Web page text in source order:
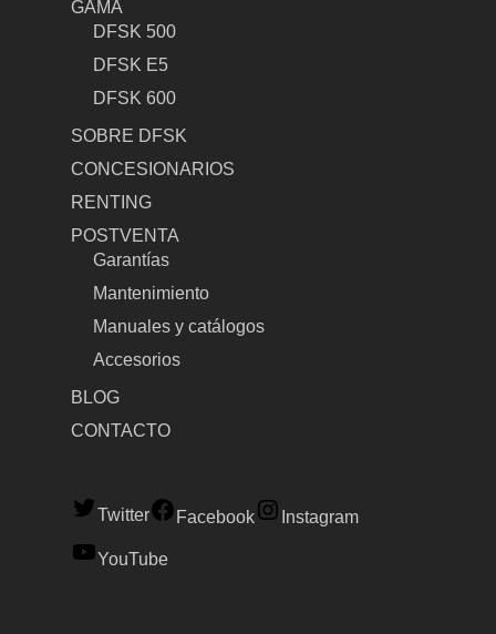
GAMA
DFSK 500
DFSK E5
DFSK 600
SOBRE DFSK
CONCESIONARIOS
RENTING
POSTVENTA
Garantías
Mantenimiento
Manuales y catálogos
Accesorios
BLOG
CONTACTO
Twitter Facebook Instagram
YouTube